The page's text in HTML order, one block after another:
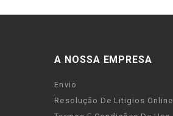
A NOSSA EMPRESA
Envio
Resolução De Litigios Online